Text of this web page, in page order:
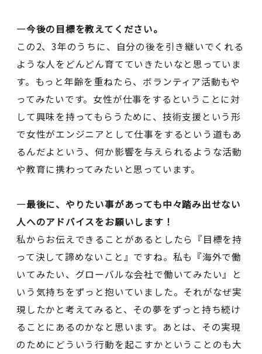
―今後の目標を教えてください。
この2、3年のうちに、自分の後を引き継いでくれる
ような人をどんどん育てていきたいなと思っていま
す。もっと年齢を重ねたら、ボランティア活動もや
ってみたいです。女性が仕事をするということに対
して興味を持ってもらうために、技術支援という形
で女性がエンジニアとして仕事をするという道もあ
るんだよという、何か影響を与えられるような活動
や教育に携わってみたいと思っています。
―最後に、やりたい事があっても中々踏み出せない
人へのアドバイスをお願いします！
私からお伝えできることがあるとしたら『目標を持
って決して諦めないこと』ですね。私も『海外で働
いてみたい、グローバルな会社で働いてみたい』と
いう気持ちをずっと抱いていました。それがなぜ実
現したかと考えてみると、その夢をずっと持ち続け
ることにあるのかなと思います。あとは、その実現
のためにどういう行動を起こすかということのも大